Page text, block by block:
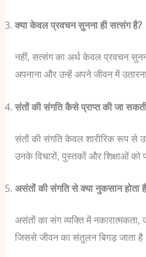
क्या केवल प्रवचन सुनना ही सत्संग है?
नहीं, सत्संग का अर्थ केवल प्रवचन
अपनाना और उन्हें अपने जीवन में
संतों की संगति कैसे प्राप्त की जा
संतों की संगति केवल शारीरिक रूप से
उनके विचारों, पुस्तकों और शिक्षाओं
असंतों की संगति से क्या नुकसान होता
असंतों का संग व्यक्ति में नकारात्मकता,
जिससे जीवन का संतुलन बिगड़ जाता